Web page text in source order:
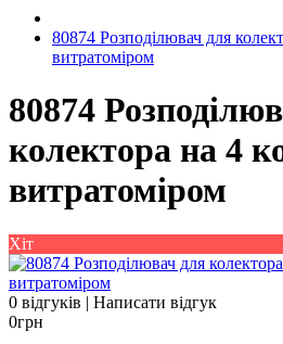
80874 Розподілювач для
витратоміром
80874
колектора на 4
витратоміром
Хіт
0 відгуків | Написати відгук
0грн